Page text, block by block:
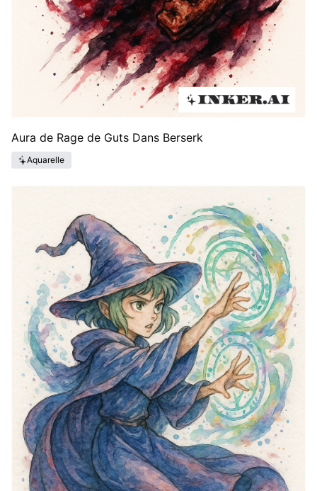
Aura de Rage de Guts Dans Berserk
Aquarelle